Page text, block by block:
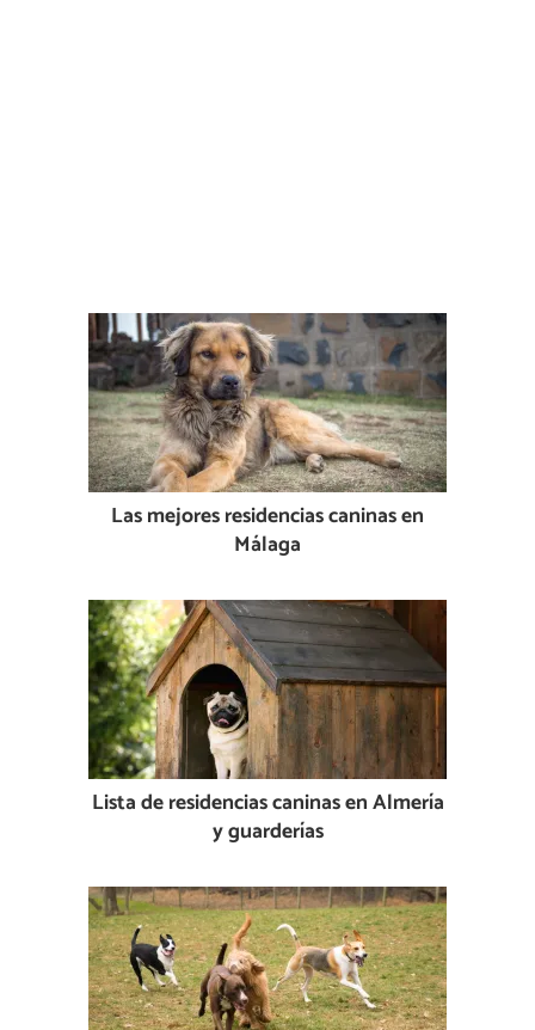
Las mejores residencias caninas en
Málaga
Lista de residencias caninas en Almería
y guarderías